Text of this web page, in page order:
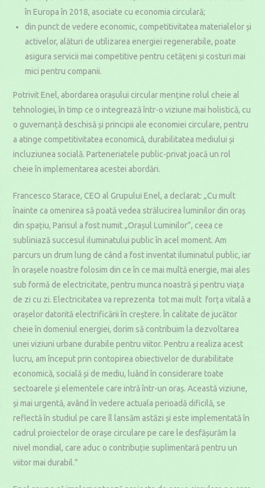
în Europa în 2018, asociate cu economia circulară;
din punct de vedere economic, competitivitatea materialelor și
activelor, alături de utilizarea energiei regenerabile, poate
asigura servicii mai competitive pentru cetățeni și costuri mai
mici pentru companii.
Potrivit Enel, abordarea orașului circular menține rolul cheie al
tehnologiei, în timp ce o integrează într-o viziune mai holistică, cu
o guvernanță deschisă și principii ale economiei circulare, pentru
a atinge competitivitatea economică, durabilitatea mediului și
incluziunea socială. Parteneriatele public-privat joacă un rol
cheie în implementarea acestei abordări.
Francesco Starace, CEO al Grupului Enel, a declarat: „Cu mult
înainte ca omenirea să poată vedea strălucirea luminilor din oraș
din spațiu, Parisul a fost numit „Orașul Luminilor”, ceea ce
subliniază succesul iluminatului public în acel moment. Am
parcurs un drum lung de când a fost inventat iluminatul public, iar
în orașele noastre folosim din ce în ce mai multă energie, mai ales
sub formă de electricitate, pentru munca noastră și pentru viața
de zi cu zi. Electricitatea va reprezenta tot mai mult forța vitală a
orașelor datorită electrificării în creștere. În calitate de jucător
cheie în domeniul energiei, dorim să contribuim la dezvoltarea
unei viziuni urbane durabile pentru viitor. Pentru a realiza acest
lucru, am început prin contopirea obiectivelor de durabilitate
economică, socială și de mediu, luând în considerare toate
sectoarele și elementele care intră într-un oraș. Această viziune,
și mai urgentă, având în vedere actuala perioadă dificilă, se
reflectă în studiul pe care îl lansăm astăzi și este implementată în
cadrul proiectelor de orașe circulare pe care le desfășurăm la
nivel mondial, care aduc o contribuție suplimentară pentru un
viitor mai durabil.”